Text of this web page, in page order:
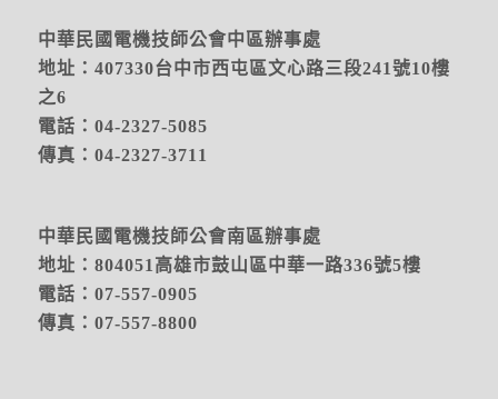
中華民國電機技師公會中區辦事處
地址： 407330台中市西屯區文心路三段241號10樓
之6
電話：04-2327-5085
傳真：04-2327-3711
中華民國電機技師公會南區辦事處
地址：804051高雄市鼓山區中華一路336號5樓
電話：07-557-0905
傳真：07-557-8800